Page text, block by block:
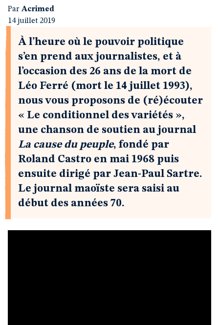
Par Acrimed
14 juillet 2019
À l’heure où le pouvoir politique
s’en prend aux journalistes, et à
l’occasion des 26 ans de la mort de
Léo Ferré (mort le 14 juillet 1993),
nous vous proposons de (ré)écouter
« Le conditionnel des variétés »,
une chanson de soutien au journal
La cause du peuple, fondé par
Roland Castro en mai 1968 puis
ensuite dirigé par Jean-Paul Sartre.
Le journal maoïste sera saisi au
début des années 70.